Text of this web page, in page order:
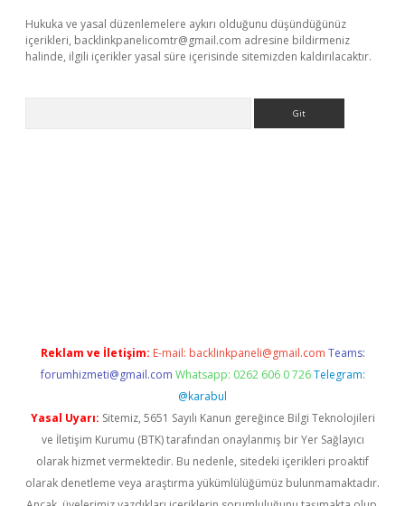
Hukuka ve yasal düzenlemelere aykırı olduğunu düşündüğünüz
içerikleri, backlinkpanelicomtr@gmail.com adresine bildirmeniz
halinde, ilgili içerikler yasal süre içerisinde sitemizden kaldırılacaktır.
Reklam ve İletişim: E-mail: backlinkpaneli@gmail.com Teams:
forumhizmeti@gmail.com Whatsapp: 0262 606 0 726 Telegram:
@karabul
Yasal Uyarı: Sitemiz, 5651 Sayılı Kanun gereğince Bilgi Teknolojileri
ve İletişim Kurumu (BTK) tarafından onaylanmış bir Yer Sağlayıcı
olarak hizmet vermektedir. Bu nedenle, sitedeki içerikleri proaktif
olarak denetleme veya araştırma yükümlülüğümüz bulunmamaktadır.